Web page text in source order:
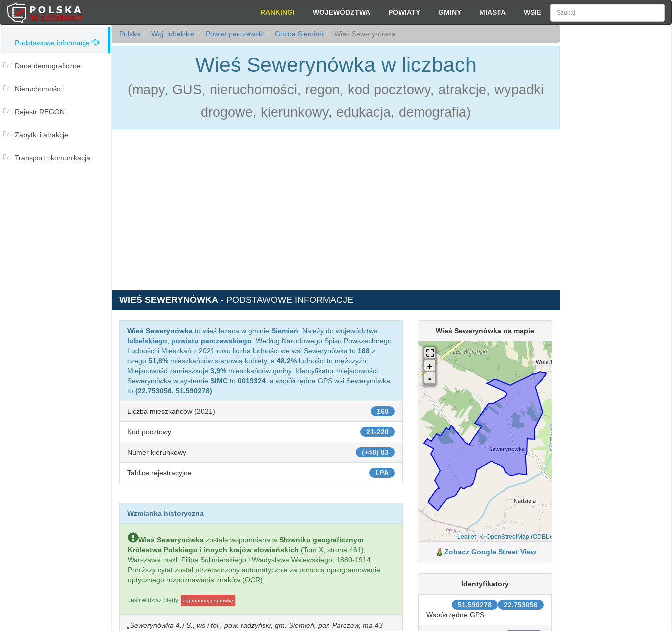
RANKINGI WOJEWÓDZTWA POWIATY GMINY MIASTA WSIE
Podstawowe informacje
Dane demograficzne
Nieruchomości
Rejestr REGON
Zabytki i atrakcje
Transport i komunikacja
Polska Woj. lubelskie Powiat parczewski Gmina Siemień Wieś Sewerynówka
Wieś Sewerynówka w liczbach
(mapy, GUS, nieruchomości, regon, kod pocztowy, atrakcje, wypadki
drogowe, kierunkowy, edukacja, demografia)
WIEŚ SEWERYNÓWKA - PODSTAWOWE INFORMACJE
Wieś Sewerynówka to wieś leżąca w gminie Siemień . Należy do województwa
lubelskiego
powiatu parczewskiego . Według Narodowego Spisu Powszechnego
Ludności i Mieszkań z 2021 roku liczba ludności we wsi Sewerynówka to 168 z
czego 51,8% mieszkańców stanowią kobiety, a 48,2% ludności to mężczyźni.
Miejscowość zamieszkuje 3,9% mieszkańców gminy. Identyfikator miejscowości
Sewerynówka w systemie SIMC to 0019324 , a współrzędne GPS wsi Sewerynówka
to (22.753056, 51.590278)
168
Liczba mieszkańców (2021)
21-220
Kod pocztowy
(+48) 83
Numer kierunkowy
LPA
Tablice rejestracyjne
Wzmianka historyczna
Wieś Sewerynówka została wspomniana w Słowniku geograficznym
Królestwa Polskiego i innych krajów słowiańskich (Tom X, strona 461),
Warszawa: nakł. Filipa Sulimierskiego i Władysława Walewskiego, 1880-1914.
Poniższy cytat został ptrzetworzony automatycznie za pomocą oprogramowania
optycznego rozpoznawania znaków (OCR).
Jeśli widzisz błędy Zaproponuj poprawkę
Sewerynówka 4.) S., wś i fol., pow. radzyński, gm. Siemień, par. Parczew, ma 43
Wieś Sewerynówka na mapie
Leaflet| © OpenStreetMap (ODBL)
Zobacz Google Street View
Identyfikatory
22.753056
51.590278
Współrzędne GPS